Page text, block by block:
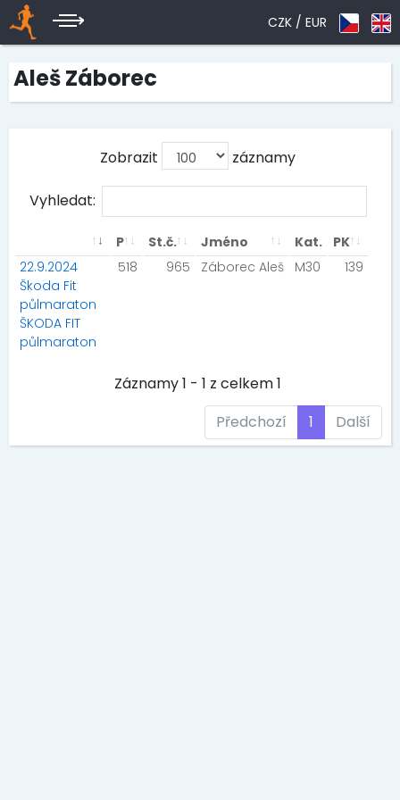
CZK / EUR
Aleš Záborec
Zobrazit záznamy
Vyhledat:
P St.č. Jméno Kat.
PK
22.9.2024
Škoda Fit
půlmaraton
ŠKODA FIT
půlmaraton
518 965 Záborec Aleš M30 139
Záznamy 1 - 1 z celkem 1
Předchozí
1 Další